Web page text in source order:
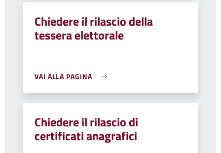
Chiedere il rilascio della
tessera elettorale
VAI ALLA PAGINA
Chiedere il rilascio di
certificati anagrafici